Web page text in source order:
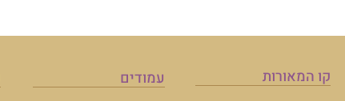
קו המאורות עמודים